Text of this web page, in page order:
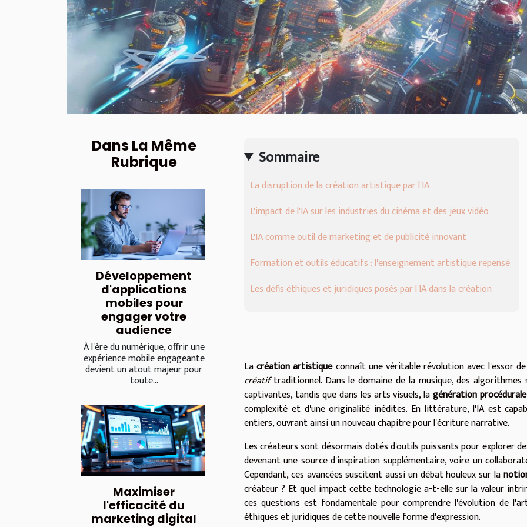
Dans La Même
Rubrique
Développement
d'applications
mobiles pour
engager votre
audience
À l'ère du numérique, offrir une
expérience mobile engageante
devient un atout majeur pour
toute...
Maximiser
l'efficacité du
marketing digital
Sommaire
La disruption de la création artistique par l'IA
L'impact de l'IA sur les industries du cinéma et des jeux vidéo
L'IA comme outil de marketing et de publicité innovant
Formation et outils éducatifs : l'enseignement artistique repensé
Les défis éthiques et juridiques posés par l'IA dans la création
Lacréation artistiqueconnaît une véritable révolution avec l'essor
créatiftraditionnel. Dans le domaine de la musique, des
captivantes, tandis que dans les arts visuels, lagénération procédurale
complexité et d'une originalité inédites. En littérature, l'IA est
entiers, ouvrant ainsi un nouveau chapitre pour l'écriture narrative.
Les créateurs sont désormais dotés d'outils puissants pour explorer
devenant une source d'inspiration supplémentaire, voire un
Cependant, ces avancées suscitent aussi un débat houleux sur la
créateur ? Et quel impact cette technologie a-t-elle sur la valeur
ces questions est fondamentale pour comprendre l'évolution de
éthiques et juridiques de cette nouvelle forme d'expression.